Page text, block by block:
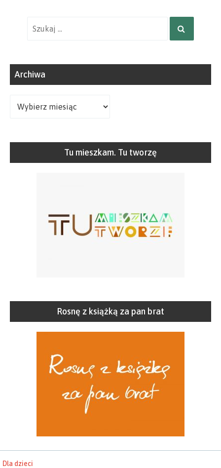
SZUKAJ
Archiwa
Tu mieszkam. Tu tworzę
Rosnę z książką za pan brat
Dla dzieci